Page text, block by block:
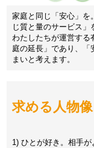
家庭と同じ「安心」を
じ質と量のサービス」
わたしたちが運営する
庭の延長」であり、「
まいと考えます。
求める人物像
1) ひとが好き。相手が